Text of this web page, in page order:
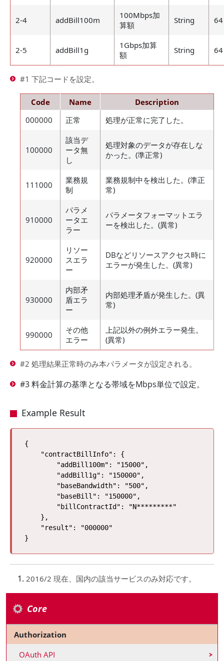
2-4 addBill100m
100Mbps加
算額
String 64
2-5 addBill1g
1Gbps加算
額
String 64
#1 下記コードを設定。
Code Name
Description
000000
正常 処理が正常に完了した。
100000
該当デ
ータ無
し
処理対象のデータが存在しな
かった。(準正常)
111000
業務規
制
業務規制中を検出した。(準正
常)
910000
パラメ
ータエ
ラー
パラメータフォーマットエラ
ーを検出した。(異常)
920000
リソー
スエラ
ー
DBなどリソースアクセス時に
エラーが発生した。(異常)
930000
内部矛
盾エラ
ー
内部処理矛盾が発生した。(異
常)
990000
その他
エラー
上記以外の例外エラー発生。
(異常)
#2 処理結果正常時のみ本パラメータが設定される。
#3 料金計算の基準となる帯域をMbps単位で設定。
Example Result
{
    "contractBillInfo": {
        "addBill100m": "15000",
        "addBill1g": "150000",
        "baseBandwidth": "500",
        "baseBill": "150000",
        "billContractId": "N*********"
    },
    "result": "000000"
2016/2 現在、国内の該当サービスのみ対応です。
Core
Authorization
OAuth API